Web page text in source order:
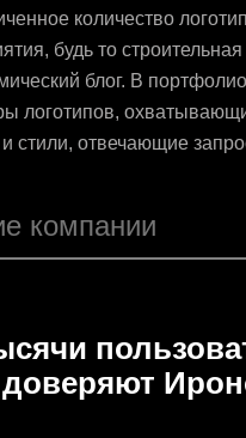
количество
будь то
блог. В
логотипов,
стили, отвечающие
доверяют